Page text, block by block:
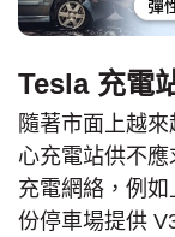
Tesla 充電
隨著市面上越
心充電站供不
充電網絡，例
份停車場提供